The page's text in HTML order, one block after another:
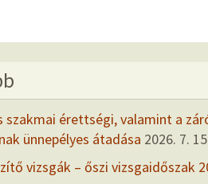
szakmai érettségi, valamint a
ünnepélyes átadása 2026. 7.
vizsgák – őszi vizsgaidőszak